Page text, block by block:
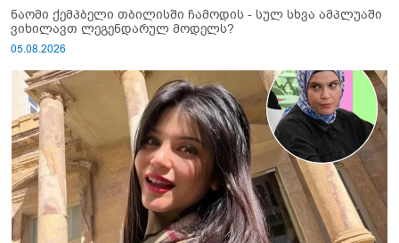
ნაომი ქემპბელი თბილისში ჩამოდის - სულ სხვა ამპლუაში
ვიხილავთ ლეგენდარულ მოდელს?
05.08.2026